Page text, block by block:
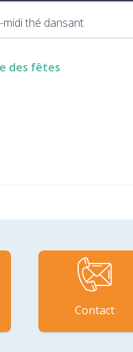
midi thé dansant
des fêtes
Contact